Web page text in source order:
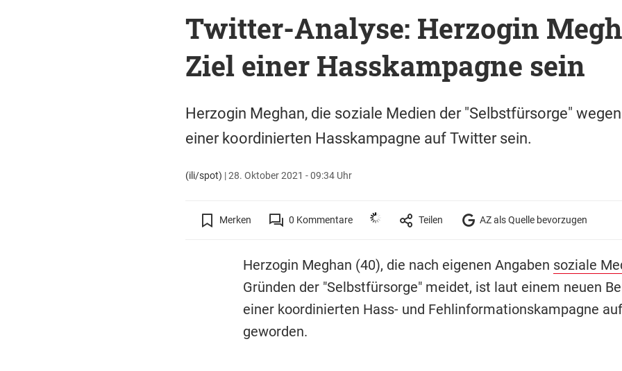
Twitter-Analyse: Herzogin
Ziel einer Hasskampagne sein
Herzogin Meghan, die soziale Medien der "Selbstfürsorge"
einer koordinierten Hasskampagne auf Twitter sein.
(ili/spot) |28. Oktober 2021 - 09:34 Uhr
Merken 0 Kommentare Teilen AZ als Quelle bevorzugen
Herzogin Meghan (40), die nach eigenen Angaben soziale
Gründen der "Selbstfürsorge" meidet, ist laut einem neuen
einer koordinierten Hass- und Fehlinformationskampagne auf
geworden.